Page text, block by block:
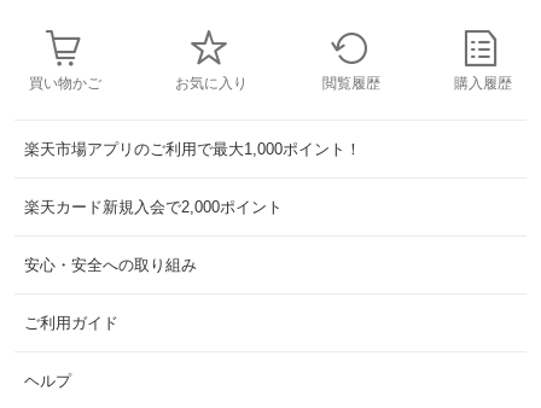
買い物かご お気に入り 閲覧履歴 購入履歴
楽天市場アプリのご利用で最大1,000ポイント！
楽天カード新規入会で2,000ポイント
安心・安全への取り組み
ご利用ガイド
ヘルプ